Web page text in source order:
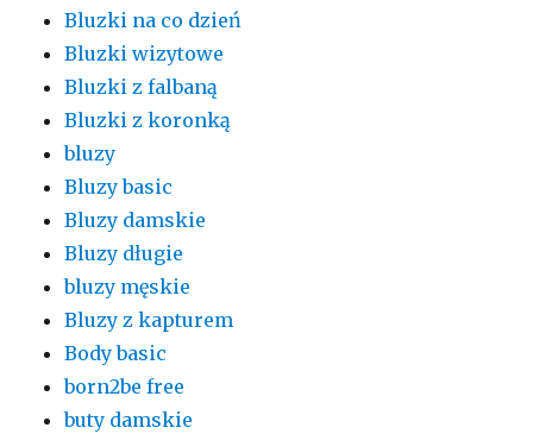
Bluzki na co dzień
Bluzki wizytowe
Bluzki z falbaną
Bluzki z koronką
bluzy
Bluzy basic
Bluzy damskie
Bluzy długie
bluzy męskie
Bluzy z kapturem
Body basic
born2be free
buty damskie